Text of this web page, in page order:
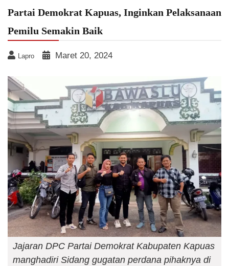
Partai Demokrat Kapuas, Inginkan Pelaksanaan
Pemilu Semakin Baik
Lapro Maret 20, 2024
Jajaran DPC Partai Demokrat Kabupaten Kapuas
manghadiri Sidang gugatan perdana pihaknya di